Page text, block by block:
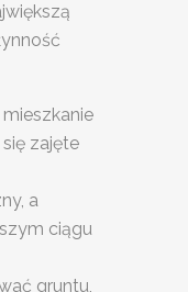
mieszkanie
zajęte
a
ciągu
gruntu,